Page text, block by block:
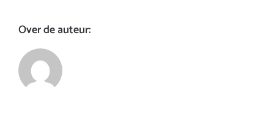
Over de auteur: